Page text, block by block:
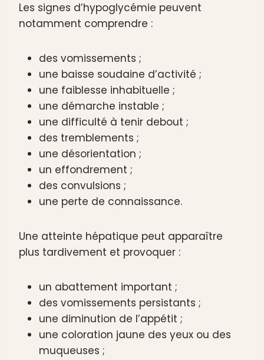
Les signes d’hypoglycémie peuvent
notamment comprendre :
des vomissements ;
une baisse soudaine d’activité ;
une faiblesse inhabituelle ;
une démarche instable ;
une difficulté à tenir debout ;
des tremblements ;
une désorientation ;
un effondrement ;
des convulsions ;
une perte de connaissance.
Une atteinte hépatique peut apparaître
plus tardivement et provoquer :
un abattement important ;
des vomissements persistants ;
une diminution de l’appétit ;
une coloration jaune des yeux ou des
muqueuses ;